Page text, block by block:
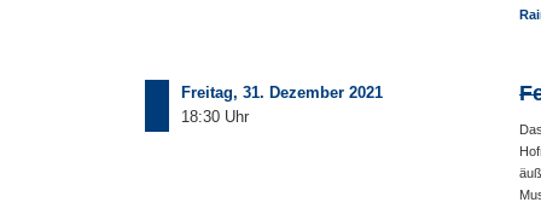
Freitag, 31. Dezember 2021
18:30 Uhr